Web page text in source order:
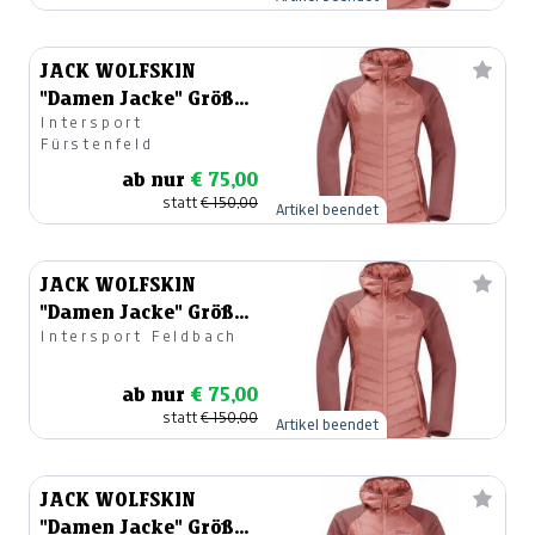
JACK WOLFSKIN
"Damen Jacke" Größe
40
Intersport
Fürstenfeld
ab nur € 75,00
statt€ 150,00 Artikel beendet
JACK WOLFSKIN
"Damen Jacke" Größe
38
Intersport Feldbach
ab nur € 75,00
statt€ 150,00 Artikel beendet
JACK WOLFSKIN
"Damen Jacke" Größe